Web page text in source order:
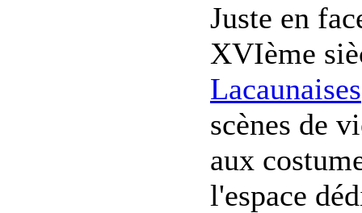
Juste en
XVIème
Lacaunaises
scènes de
aux
l'espace